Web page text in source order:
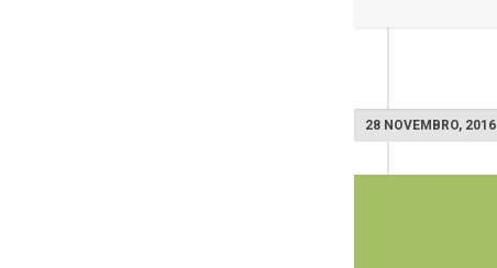
28 NOVEMBRO, 2016